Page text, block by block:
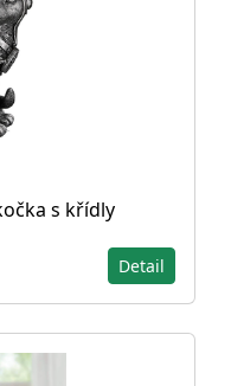
s křídly
Detail